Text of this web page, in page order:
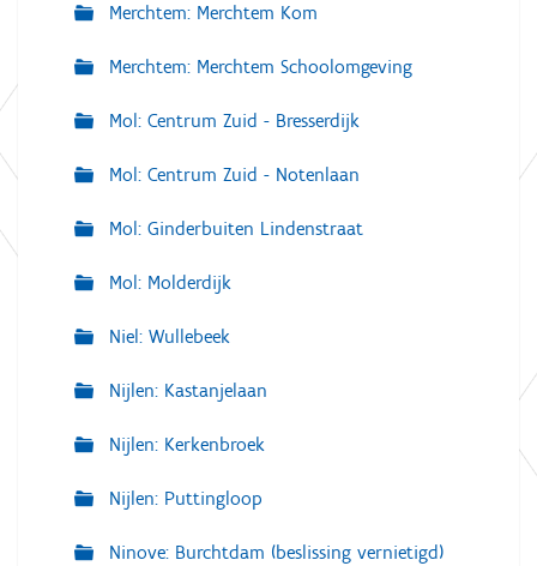
Merchtem: Merchtem Kom
Merchtem: Merchtem Schoolomgeving
Mol: Centrum Zuid - Bresserdijk
Mol: Centrum Zuid - Notenlaan
Mol: Ginderbuiten Lindenstraat
Mol: Molderdijk
Niel: Wullebeek
Nijlen: Kastanjelaan
Nijlen: Kerkenbroek
Nijlen: Puttingloop
Ninove: Burchtdam (beslissing vernietigd)